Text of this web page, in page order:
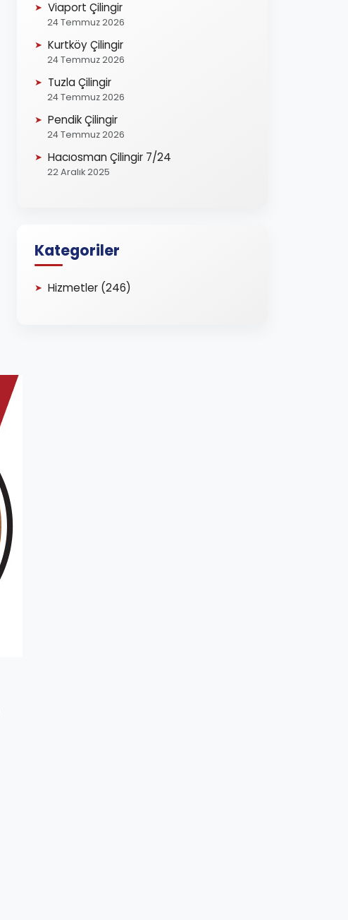
Viaport Çilingir
24 Temmuz 2026
Kurtköy Çilingir
24 Temmuz 2026
Tuzla Çilingir
24 Temmuz 2026
Pendik Çilingir
24 Temmuz 2026
Hacıosman Çilingir 7/24
22 Aralık 2025
Kategoriler
Hizmetler (246)